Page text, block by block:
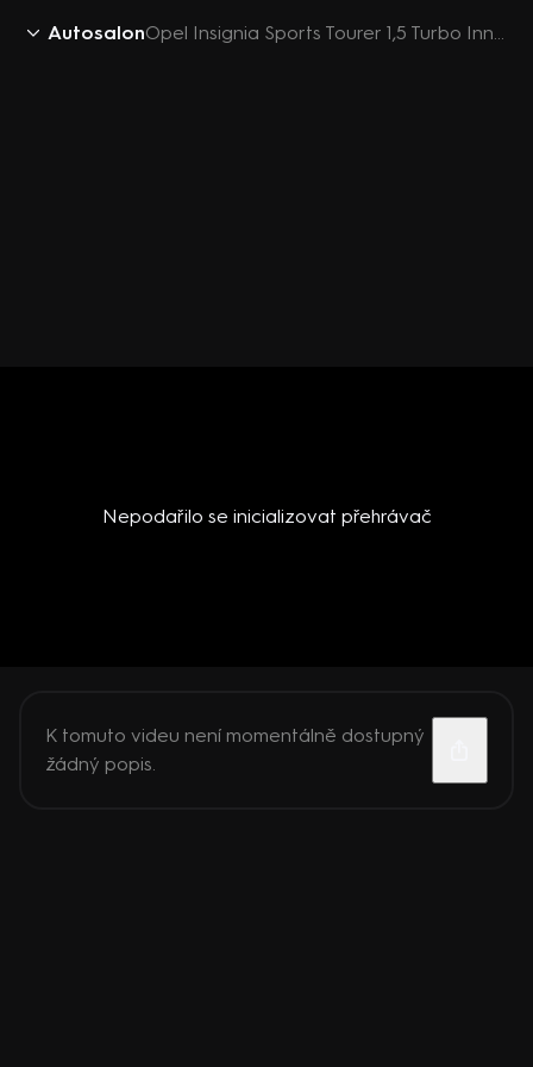
Autosalon Opel Insignia Sports Tourer 1,5 Turbo Innovation
Nepodařilo se inicializovat přehrávač
K tomuto videu není momentálně dostupný
žádný popis.